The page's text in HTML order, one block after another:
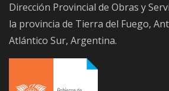
Dirección Provincial de Obras y
la provincia de Tierra del Fuego,
Atlántico Sur, Argentina.